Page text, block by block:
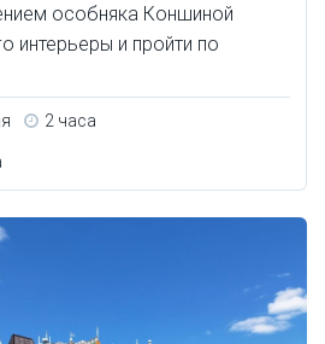
особняка Коншиной
интерьеры и пройти по
2 часа